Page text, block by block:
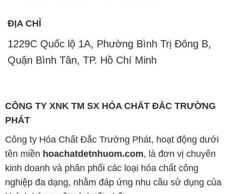
ĐỊA CHỈ
1229C Quốc lộ 1A, Phường Bình Trị Đông B,
Quận Bình Tân, TP. Hồ Chí Minh
CÔNG TY XNK TM SX HÓA CHẤT ĐẮC TRƯỜNG
PHÁT
Công ty Hóa Chất Đắc Trường Phát, hoạt động dưới
tên miền hoachatdetnhuom.com, là đơn vị chuyên
kinh doanh và phân phối các loại hóa chất công
nghiệp đa dạng, nhằm đáp ứng nhu cầu sử dụng của